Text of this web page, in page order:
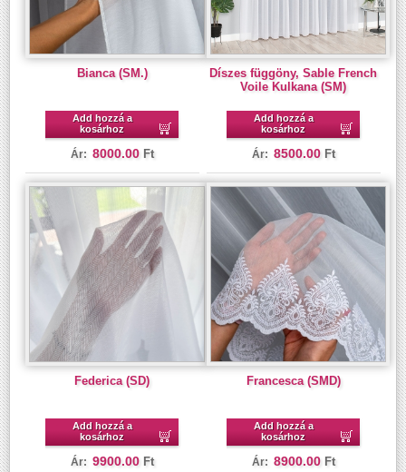
Bianca (SM.)
Add hozzá a
kosárhoz
Ár: 8000.00 Ft
Díszes függöny, Sable French
Voile Kulkana (SM)
Add hozzá a
kosárhoz
Ár: 8500.00 Ft
Federica (SD)
Add hozzá a
kosárhoz
Ár: 9900.00 Ft
Francesca (SMD)
Add hozzá a
kosárhoz
Ár: 8900.00 Ft